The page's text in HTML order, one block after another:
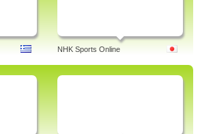
NHK Sports Online